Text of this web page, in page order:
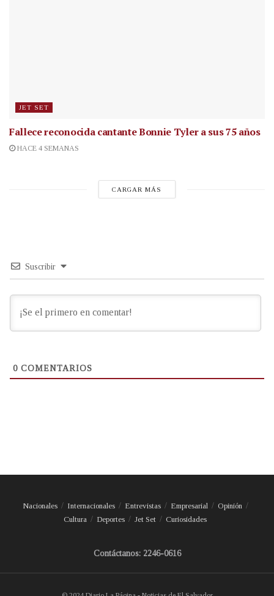
JET SET
Fallece reconocida cantanteBonnie Tyler a sus 75 años
HACE 4 SEMANAS
CARGAR MÁS
Suscribir
0 COMENTARIOS
Nacionales Internacionales Entrevistas Empresarial
Opinión
Cultura
Deportes Jet Set Curiosidades
Contáctanos: 2246-0616